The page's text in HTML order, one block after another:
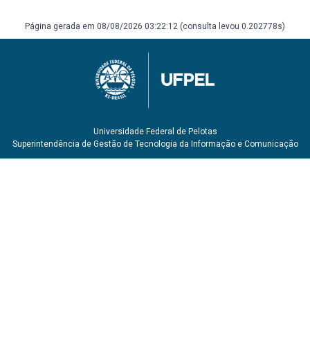
Página gerada em 08/08/2026 03:22:12 (consulta levou 0.202778s)
Universidade Federal de Pelotas
Superintendência de Gestão de Tecnologia da Informação e Comunicação